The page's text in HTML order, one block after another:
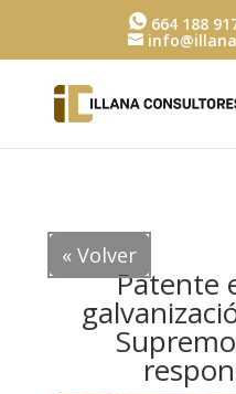
664 188
« Volver
Patente